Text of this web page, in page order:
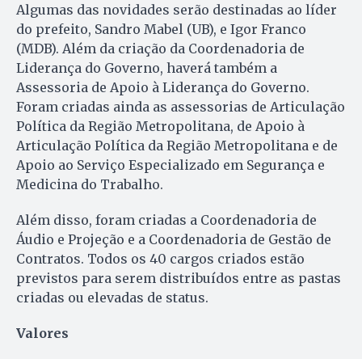
Algumas das novidades serão destinadas ao líder
do prefeito, Sandro Mabel (UB), e Igor Franco
(MDB). Além da criação da Coordenadoria de
Liderança do Governo, haverá também a
Assessoria de Apoio à Liderança do Governo.
Foram criadas ainda as assessorias de Articulação
Política da Região Metropolitana, de Apoio à
Articulação Política da Região Metropolitana e de
Apoio ao Serviço Especializado em Segurança e
Medicina do Trabalho.
Além disso, foram criadas a Coordenadoria de
Áudio e Projeção e a Coordenadoria de Gestão de
Contratos. Todos os 40 cargos criados estão
previstos para serem distribuídos entre as pastas
criadas ou elevadas de status.
Valores